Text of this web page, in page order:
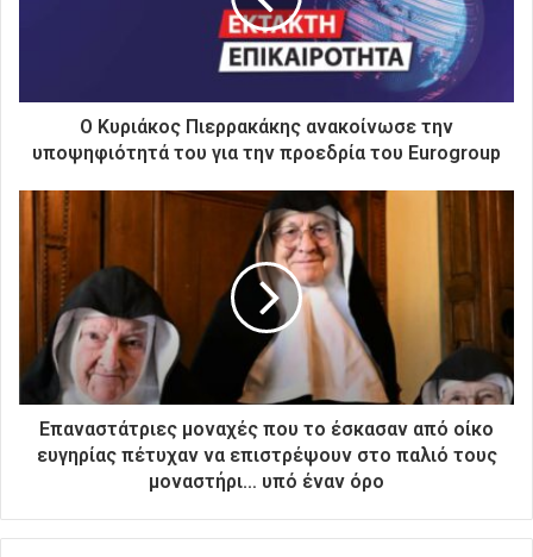
τ
σ
Ο Κυριάκος Πιερρακάκης ανακοίνωσε την
υποψηφιότητά του για την προεδρία του Eurogroup
Επαναστάτριες μοναχές που το έσκασαν από οίκο
ευγηρίας πέτυχαν να επιστρέψουν στο παλιό τους
μοναστήρι… υπό έναν όρο